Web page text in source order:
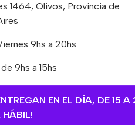
EN EL DÍA, DE 15
HÁBIL!
1464, Olivos, Provincia de
9hs a 20hs
9hs a 15hs